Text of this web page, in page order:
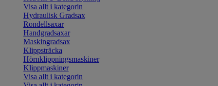
Visa allt i kategorin
Hydraulisk Gradsax
Rondellsaxar
Handgradsaxar
Maskingradsax
Klippsträcka
Hörnklippningsmaskiner
Klippmaskiner
Visa allt i kategorin